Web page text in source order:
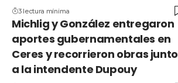
3 lectura mínima
Michlig y González entregaron
aportes gubernamentales en
Ceres y recorrieron obras junto
a la intendente Dupouy